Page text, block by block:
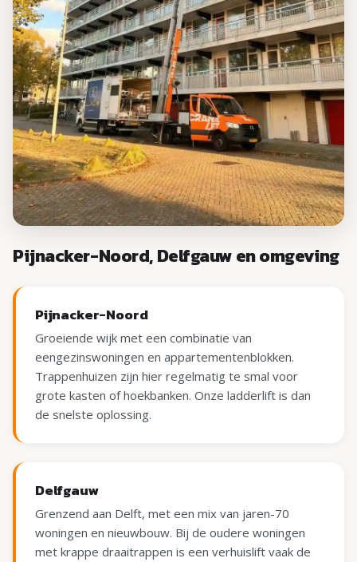
Pijnacker-Noord, Delfgauw en omgeving
Pijnacker-Noord
Groeiende wijk met een combinatie van
eengezinswoningen en appartementenblokken.
Trappenhuizen zijn hier regelmatig te smal voor
grote kasten of hoekbanken. Onze ladderlift is dan
de snelste oplossing.
Delfgauw
Grenzend aan Delft, met een mix van jaren-70
woningen en nieuwbouw. Bij de oudere woningen
met krappe draaitrappen is een verhuislift vaak de